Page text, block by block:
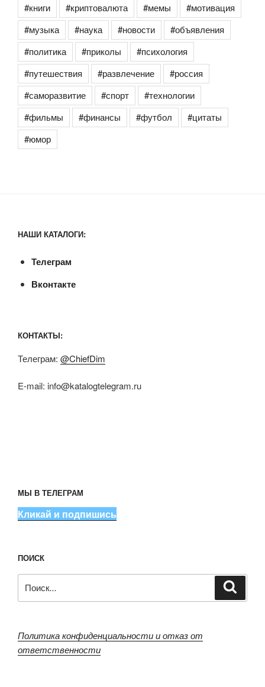
#книги
#криптовалюта #мемы
#мотивация
#музыка
#наука #новости
#объявления
#политика
#приколы
#психология
#путешествия
#развлечение
#россия
#саморазвитие
#спорт
#технологии
#фильмы
#финансы #футбол
#цитаты
#юмор
НАШИ КАТАЛОГИ:
Телеграм
Вконтакте
КОНТАКТЫ:
Телеграм: @ChiefDim
E-mail: info@katalogtelegram.ru
МЫ В ТЕЛЕГРАМ
Кликай и подпишись
ПОИСК
Политика конфиденциальности и отказ от
ответственности